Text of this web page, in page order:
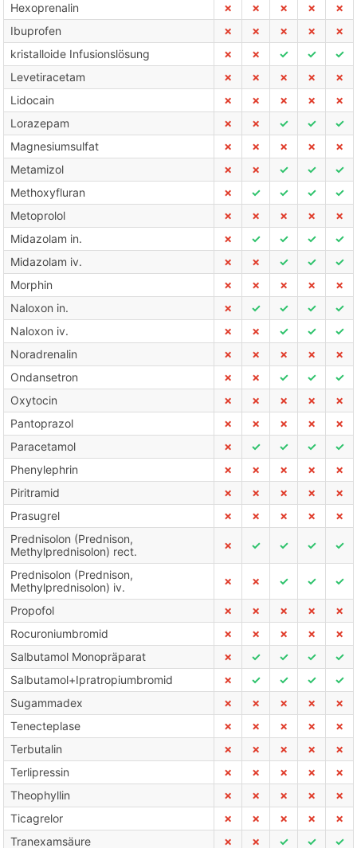
Hexoprenalin
✗ ✗ ✗ ✗
✗
Ibuprofen
✗ ✗ ✗ ✗
✗
kristalloide Infusionslösung
✗ ✗ ✓ ✓
✓
Levetiracetam
✗ ✗ ✗ ✗
✗
Lidocain
✗ ✗ ✗ ✗
✗
Lorazepam
✗ ✗ ✓ ✓
✓
Magnesiumsulfat
✗ ✗ ✗ ✗
✗
Metamizol
✗ ✗ ✓ ✓
✓
Methoxyfluran
✗ ✓ ✓ ✓
✓
Metoprolol
✗ ✗ ✗ ✗
✗
Midazolam in.
✗ ✓ ✓ ✓
✓
Midazolam iv.
✗ ✗ ✓ ✓
✓
Morphin
✗ ✗ ✗ ✗
✗
Naloxon in.
✗ ✓ ✓ ✓
✓
Naloxon iv.
✗ ✗ ✓ ✓
✓
Noradrenalin
✗ ✗ ✗ ✗
✗
Ondansetron
✗ ✗ ✓ ✓
✓
Oxytocin
✗ ✗ ✗ ✗
✗
Pantoprazol
✗ ✗ ✗ ✗
✗
Paracetamol
✗ ✓ ✓ ✓
✓
Phenylephrin
✗ ✗ ✗ ✗
✗
Piritramid
✗ ✗ ✗ ✗
✗
Prasugrel
✗ ✗ ✗ ✗
✗
Prednisolon (Prednison,
Methylprednisolon) rect.
✗ ✓ ✓ ✓ ✓
Prednisolon (Prednison,
Methylprednisolon) iv.
✗ ✗ ✓ ✓ ✓
Propofol ✗ ✗ ✗ ✗
✗
Rocuroniumbromid
✗ ✗ ✗ ✗
✗
Salbutamol Monopräparat
✗ ✓ ✓ ✓
✓
Salbutamol+Ipratropiumbromid
✗ ✓ ✓ ✓
✓
Sugammadex
✗ ✗ ✗ ✗
✗
Tenecteplase
✗ ✗ ✗ ✗
✗
Terbutalin
✗ ✗ ✗ ✗
✗
Terlipressin
✗ ✗ ✗ ✗
✗
Theophyllin
✗ ✗ ✗ ✗
✗
Ticagrelor
✗ ✗ ✗ ✗
✗
Tranexamsäure
✗ ✗ ✓ ✓ ✓